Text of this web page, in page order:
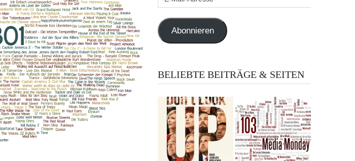
Abonnieren
BELIEBTE BEITRÄGE & SEITEN